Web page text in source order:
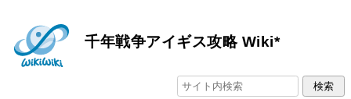
千年戦争アイギス攻略 Wiki*